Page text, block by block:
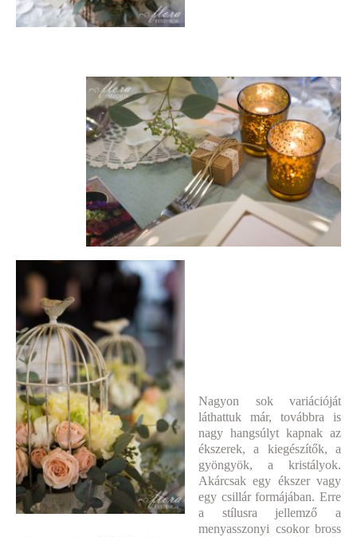
Nagyon sok variációját
láthattuk már, továbbra is
nagy hangsúlyt kapnak az
ékszerek, a kiegészítők, a
gyöngyök, a kristályok.
Akárcsak egy ékszer vagy
egy csillár formájában. Erre
a stílusra jellemző a
menyasszonyi csokor bross